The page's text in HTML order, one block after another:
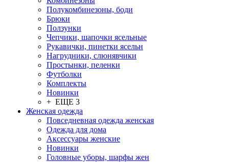
Полукомбинезоны, боди
Брюки
Ползунки
Чепчики, шапочки ясельные
Рукавички, пинетки ясельн
Нагрудники, слюнявчики
Простынки, пеленки
Футболки
Комплекты
Новинки
+ ЕЩЕ 3
Женская одежда
Повседневная одежда женская
Одежда для дома
Аксессуары женские
Новинки
Головные уборы, шарфы жен